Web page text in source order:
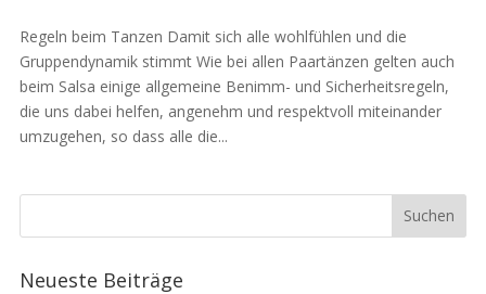
Regeln beim Tanzen Damit sich alle wohlfühlen und die
Gruppendynamik stimmt Wie bei allen Paartänzen gelten auch
beim Salsa einige allgemeine Benimm- und Sicherheitsregeln,
die uns dabei helfen, angenehm und respektvoll miteinander
umzugehen, so dass alle die...
Neueste Beiträge